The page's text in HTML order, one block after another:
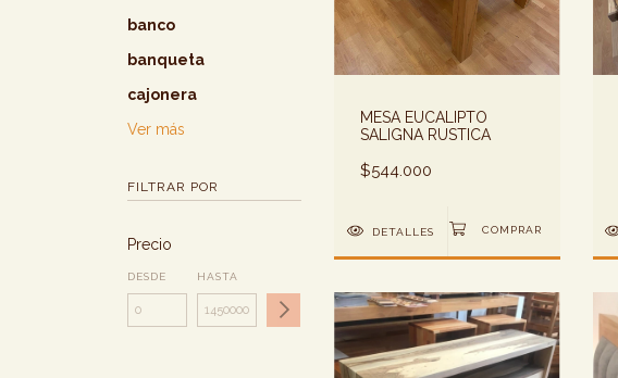
banco
banqueta
cajonera
Ver más
FILTRAR POR
Precio
DESDE HASTA
MESA EUCALIPTO
SALIGNA RUSTICA
$544.000
DETALLES